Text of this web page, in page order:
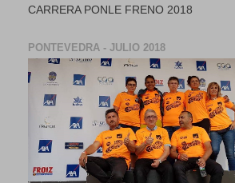
CARRERA PONLE FRENO 2018
PONTEVEDRA - JULIO 2018